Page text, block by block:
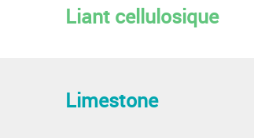
Liant cellulosique
Limestone